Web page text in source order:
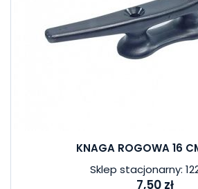
KNAGA ROGOWA 16
Sklep stacjonarny:
7,50 zł